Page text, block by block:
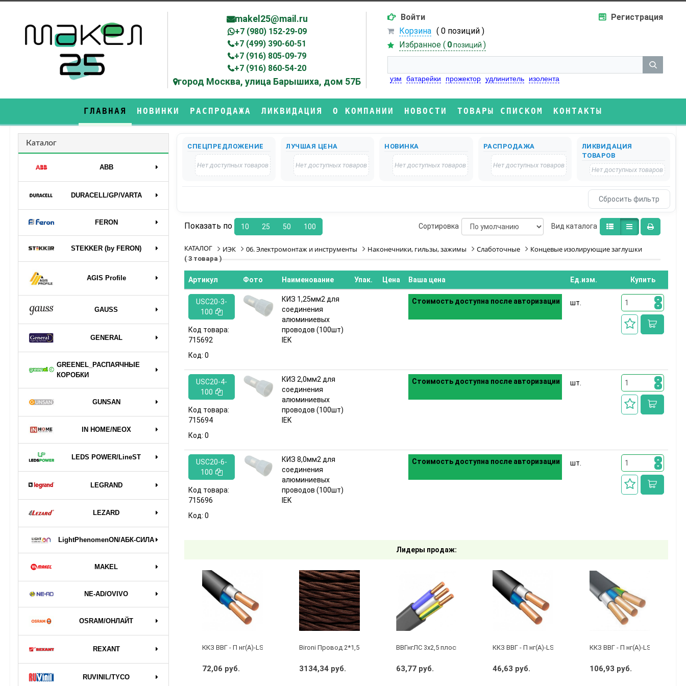
makel25@mail.ru
+7 (980) 152-29-09
+7 (499) 390-60-51
+7 (916) 805-09-79
+7 (916) 860-54-20
город Москва, улица Барышиха, дом 57Б
Войти
Регистрация
Корзина ( 0 позиций )
Избранное ( 0 позиций )
узм батарейки прожектор удлинитель изолента
ГЛАВНАЯ НОВИНКИ РАСПРОДАЖА ЛИКВИДАЦИЯ О КОМПАНИИ НОВОСТИ ТОВАРЫ СПИСКОМ КОНТАКТЫ
Каталог
ABB
DURAСELL/GP/VARTA
FERON
STEKKER (by FERON)
AGIS Profile
GAUSS
GENERAL
GREENEL_РАСПАЯЧНЫЕ
КОРОБКИ
GUNSAN
IN HOME/NEOX
LEDS POWER/LineST
LEGRAND
LEZARD
LightPhenomenON/АБК-СИЛА
MAKEL
NE-AD/OVIVO
OSRAM/ОНЛАЙТ
REXANT
RUVINIL/TYCO
СПЕЦПРЕДЛОЖЕНИЕ
Нет доступных товаров
ЛУЧШАЯ ЦЕНА
Нет доступных товаров
НОВИНКА
Нет доступных товаров
РАСПРОДАЖА
Нет доступных товаров
ЛИКВИДАЦИЯ
ТОВАРОВ
Нет доступных товаров
Показать по 10 25 50 100 Bид каталога
Сортировка
КАТАЛОГ ИЭК 06. Электромонтаж и инструменты Наконечники, гильзы, зажимы Слаботочные Концевые изолирующие заглушки
( 3 товара )
Артикул Фото Наименование Упак. Цена Ваша цена Ед.изм. Купить
USC20-3-
100
Код товара:
715692
Код: 0
КИЗ 1,25мм2 для
соединения
алюминиевых
проводов (100шт)
IEK
Стоимость доступна после авторизации шт.
USC20-4-
100
Код товара:
715694
Код: 0
КИЗ 2,0мм2 для
соединения
алюминиевых
проводов (100шт)
IEK
Стоимость доступна после авторизации шт.
USC20-6-
100
Код товара:
715696
Код: 0
КИЗ 8,0мм2 для
соединения
алюминиевых
проводов (100шт)
IEK
Стоимость доступна после авторизации шт.
Лидеры продаж:
ККЗ ВВГ - П нг(А)-LS 2 х 2,5 ГОСТ
72,06 руб.
Bironi Провод 2*1,5 Коричневый (глянец) (цена за бухту 50м)
3134,34 руб.
ВВГнгЛС 3x2,5 плоский черный
63,77 руб.
ККЗ ВВГ - П нг(А)-LS 2 х 1,5 ГОСТ
46,63 руб.
ККЗ ВВГ - П нг(А)-LS 3 х 2,5
106,93 руб.